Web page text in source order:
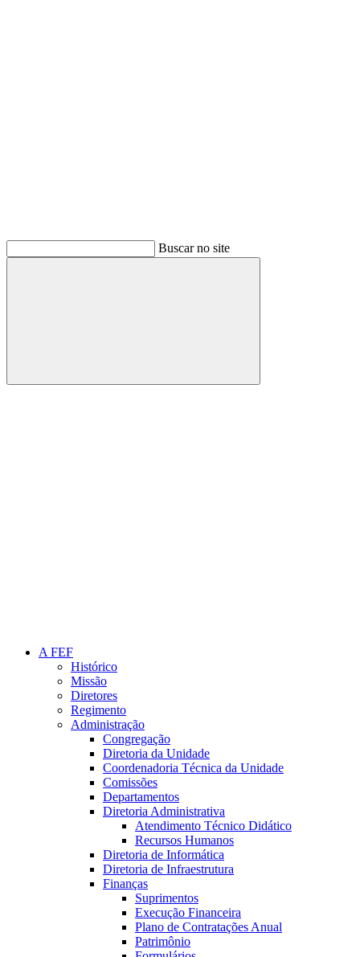
Buscar no site
Buscar
A FEF
Histórico
Missão
Diretores
Regimento
Administração
Congregação
Diretoria da Unidade
Coordenadoria Técnica da Unidade
Comissões
Departamentos
Diretoria Administrativa
Atendimento Técnico Didático
Recursos Humanos
Diretoria de Informática
Diretoria de Infraestrutura
Finanças
Suprimentos
Execução Financeira
Plano de Contratações Anual
Patrimônio